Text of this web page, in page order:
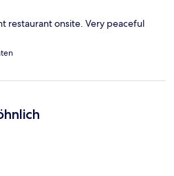
restaurant onsite. Very peaceful